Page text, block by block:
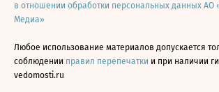
в отношении обработки персональных данных АО
Медиа»
Любое использование материалов допускается
соблюдении правил перепечатки и при наличии
vedomosti.ru